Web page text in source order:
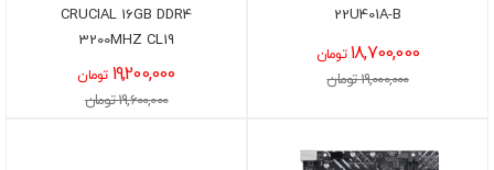
22U401A-B
18,700,000 تومان
19,000,000 تومان
CRUCIAL 16GB DDR4
3200MHZ CL19
19,200,000 تومان
19,600,000 تومان